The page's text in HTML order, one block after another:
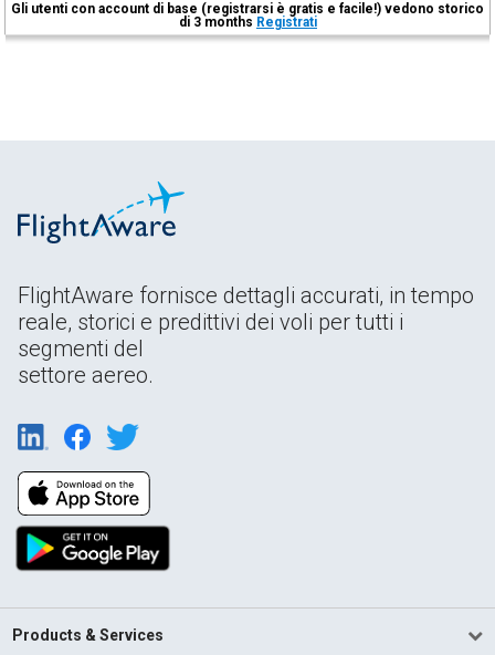
Gli utenti con account di base (registrarsi è gratis e facile!) vedono storico
di 3 months Registrati
FlightAware fornisce dettagli accurati, in tempo
reale, storici e predittivi dei voli per tutti i
segmenti del
settore aereo.
Products & Services